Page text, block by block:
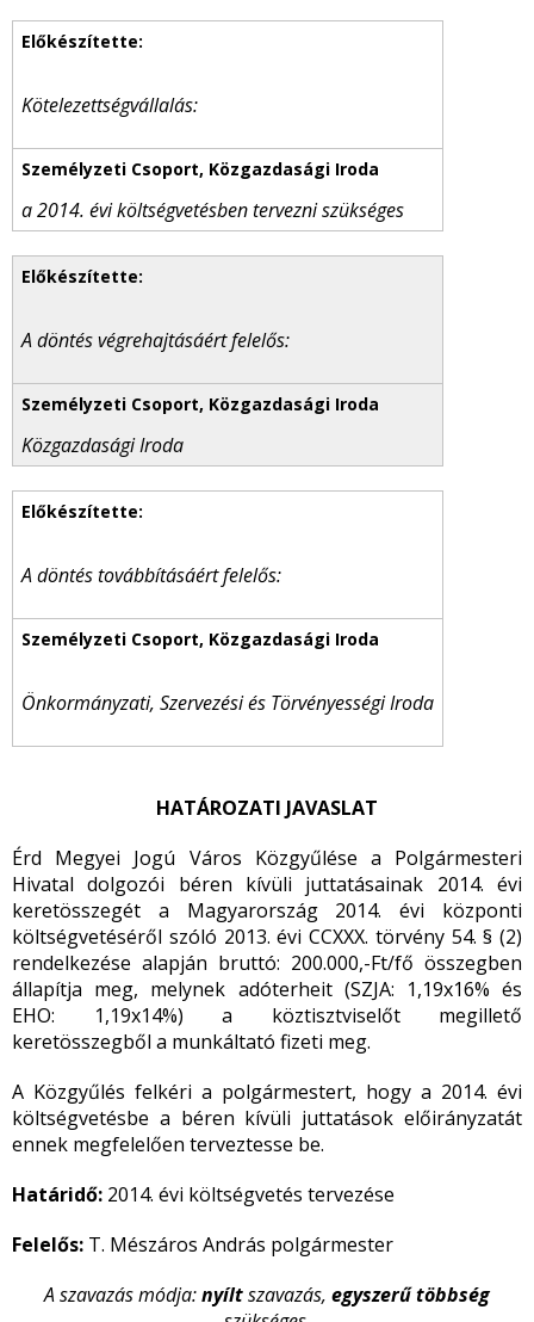
Kötelezettségvállalás:
a 2014. évi költségvetésben tervezni szükséges
A döntés végrehajtásáért felelős:
Közgazdasági Iroda
A döntés továbbításáért felelős:
Önkormányzati, Szervezési és Törvényességi Iroda
HATÁROZATI JAVASLAT
Érd Megyei Jogú Város Közgyűlése a Polgármesteri
Hivatal dolgozói béren kívüli juttatásainak 2014. évi
keretösszegét a Magyarország 2014. évi központi
költségvetéséről szóló 2013. évi CCXXX. törvény 54. § (2)
rendelkezése alapján bruttó: 200.000,-Ft/fő összegben
állapítja meg, melynek adóterheit (SZJA: 1,19x16% és
EHO: 1,19x14%) a köztisztviselőt megillető
keretösszegből a munkáltató fizeti meg.
A Közgyűlés felkéri a polgármestert, hogy a 2014. évi
költségvetésbe a béren kívüli juttatások előirányzatát
ennek megfelelően terveztesse be.
Határidő: 2014. évi költségvetés tervezése
Felelős: T. Mészáros András polgármester
A szavazás módja:nyíltszavazás, egyszerű többség